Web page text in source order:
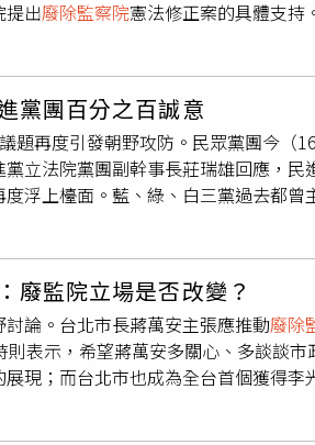
太高，因此不會是國民黨當前優先處
提出廢除監察院憲法修正案的具體支持
，「我決定婉拒監察委員提名」。謝
自己憑藉多年行政歷練及在人權、
院的信任，盡一己之力，這是當初願
對於監察院的廢除，首次見到朝野各
提名聲明，並作為對立法院提出廢除
也謝謝各界的關心與支持。
黨團百分之百誠意
題再度引發朝野攻防。民眾黨團今（
立法院黨團副幹事長莊瑞雄回應，民
浮上檯面。藍、綠、白三黨過去都曾
處理，而修憲門檻極高，相關討論多
質疑部分被提名人具有鮮明親執政
持超然立場監督行政權，恐引發外界
的立場。黨團也提到，立法院去年8月
，討論廢監修憲事宜。對此，莊瑞雄
院黨團對此「絕對表達百分之百誠意
在。他認為，廢除監察院後的人權業
論清楚，否則是不負責任的做法。莊
監院立場是否改變？
論。台北市長蔣萬安主張應推動廢除
表示，希望蔣萬安多關心、多談談
現；而台北市也成為全台首個獲得李
前往新加坡領獎，向國際分享台北市